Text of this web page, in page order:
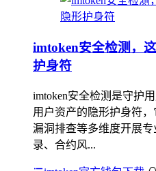
imtoken安全检测，
护身符
imtoken安全检测是守护
用户资产的隐形护身符，
漏洞排查等多维度开展
录、合约风...